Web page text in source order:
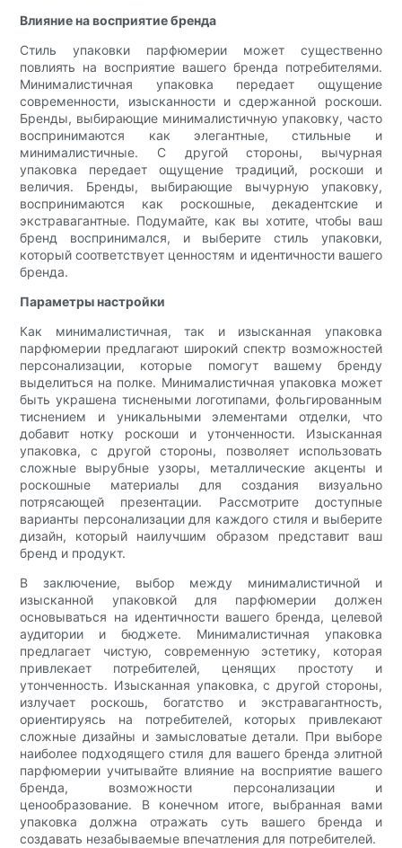
Влияние на восприятие бренда
Стиль упаковки парфюмерии может существенно
повлиять на восприятие вашего бренда потребителями.
Минималистичная упаковка передает ощущение
современности, изысканности и сдержанной роскоши.
Бренды, выбирающие минималистичную упаковку, часто
воспринимаются как элегантные, стильные и
минималистичные. С другой стороны, вычурная
упаковка передает ощущение традиций, роскоши и
величия. Бренды, выбирающие вычурную упаковку,
воспринимаются как роскошные, декадентские и
экстравагантные. Подумайте, как вы хотите, чтобы ваш
бренд воспринимался, и выберите стиль упаковки,
который соответствует ценностям и идентичности вашего
бренда.
Параметры настройки
Как минималистичная, так и изысканная упаковка
парфюмерии предлагают широкий спектр возможностей
персонализации, которые помогут вашему бренду
выделиться на полке. Минималистичная упаковка может
быть украшена тиснеными логотипами, фольгированным
тиснением и уникальными элементами отделки, что
добавит нотку роскоши и утонченности. Изысканная
упаковка, с другой стороны, позволяет использовать
сложные вырубные узоры, металлические акценты и
роскошные материалы для создания визуально
потрясающей презентации. Рассмотрите доступные
варианты персонализации для каждого стиля и выберите
дизайн, который наилучшим образом представит ваш
бренд и продукт.
В заключение, выбор между минималистичной и
изысканной упаковкой для парфюмерии должен
основываться на идентичности вашего бренда, целевой
аудитории и бюджете. Минималистичная упаковка
предлагает чистую, современную эстетику, которая
привлекает потребителей, ценящих простоту и
утонченность. Изысканная упаковка, с другой стороны,
излучает роскошь, богатство и экстравагантность,
ориентируясь на потребителей, которых привлекают
сложные дизайны и замысловатые детали. При выборе
наиболее подходящего стиля для вашего бренда элитной
парфюмерии учитывайте влияние на восприятие вашего
бренда, возможности персонализации и
ценообразование. В конечном итоге, выбранная вами
упаковка должна отражать суть вашего бренда и
создавать незабываемые впечатления для потребителей.